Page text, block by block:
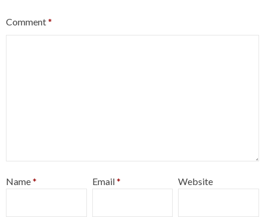
Comment*
Name* Email* Website